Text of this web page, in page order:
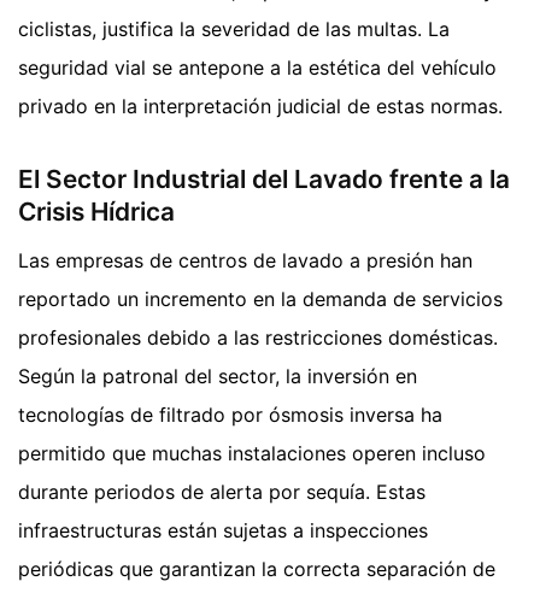
ciclistas, justifica la severidad de las multas. La
seguridad vial se antepone a la estética del vehículo
privado en la interpretación judicial de estas normas.
El Sector Industrial del Lavado frente a la
Crisis Hídrica
Las empresas de centros de lavado a presión han
reportado un incremento en la demanda de servicios
profesionales debido a las restricciones domésticas.
Según la patronal del sector, la inversión en
tecnologías de filtrado por ósmosis inversa ha
permitido que muchas instalaciones operen incluso
durante periodos de alerta por sequía. Estas
infraestructuras están sujetas a inspecciones
periódicas que garantizan la correcta separación de